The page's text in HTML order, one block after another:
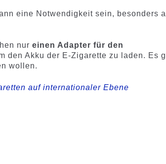
eine Notwendigkeit sein, besonders
nureinen Adapter für den
den Akku der E-Zigarette zu laden. Es
wollen.
auf internationaler Ebene